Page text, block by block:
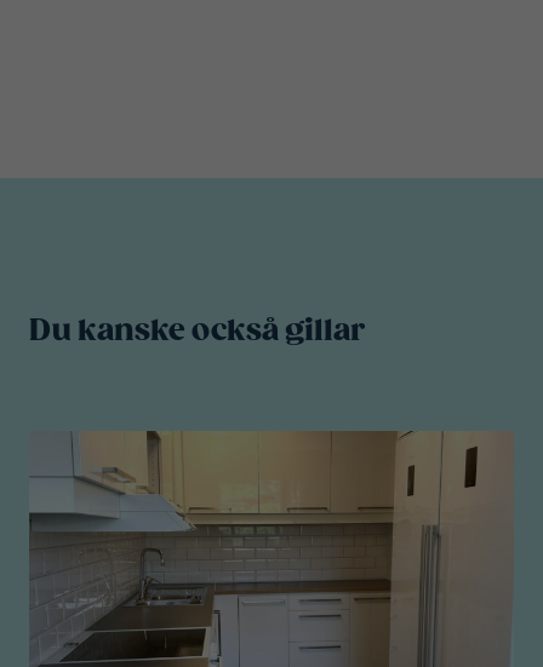
Du kanske också gillar